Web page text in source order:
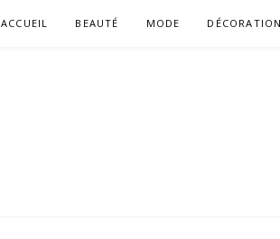
ACCUEIL BEAUTÉ MODE DÉCORATION